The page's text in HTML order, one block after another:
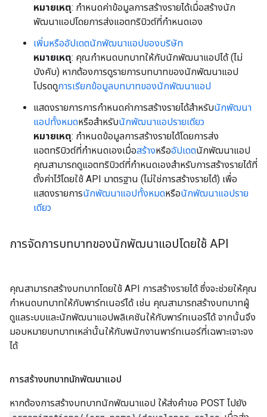
หมายเหตุ: กำหนดค่าข้อมูลการสร้างรายได้เมื่อสร้างนัก
พัฒนาแอปโดยการส่งแอตทริบิวต์ที่กำหนดเอง
เพิ่มหรืออัปเดตนักพัฒนาแอปของบริษัท
หมายเหตุ: คุณกําหนดบทบาทให้กับนักพัฒนาแอปได้ (ไม่
บังคับ) หากต้องการดูรายการบทบาทของนักพัฒนาแอป
โปรดดูการเรียกข้อมูลบทบาทของนักพัฒนาแอป
แสดงรายการการกำหนดค่าการสร้างรายได้สำหรับนักพัฒนา
แอปทั้งหมดหรือสำหรับนักพัฒนาแอปรายเดียว
หมายเหตุ: กําหนดข้อมูลการสร้างรายได้โดยการส่ง
แอตทริบิวต์ที่กําหนดเองเมื่อสร้างหรืออัปเดตนักพัฒนาแอป
คุณสามารถดูแอตทริบิวต์ที่กำหนดเองสำหรับการสร้างรายได้ที่
ตั้งค่าไว้โดยใช้ API มาตรฐาน (ไม่ใช่การสร้างรายได้) เพื่อ
แสดงรายการนักพัฒนาแอปทั้งหมดหรือนักพัฒนาแอปราย
เดียว
การจัดการบทบาทของนักพัฒนาแอปโดยใช้ API
คุณสามารถสร้างบทบาทโดยใช้ API การสร้างรายได้ ซึ่งจะช่วยให้คุณ
กำหนดบทบาทให้กับพาร์ทเนอร์ได้ เช่น คุณสามารถสร้างบทบาทผู้
ดูแลระบบและนักพัฒนาแอปพลิเคชันให้กับพาร์ทเนอร์ได้ จากนั้นจึง
มอบหมายบทบาทเหล่านั้นให้กับพนักงานพาร์ทเนอร์ที่เฉพาะเจาะจง
ได้
การสร้างบทบาทนักพัฒนาแอป
หากต้องการสร้างบทบาทนักพัฒนาแอป ให้ส่งคําขอ POST ไปยัง